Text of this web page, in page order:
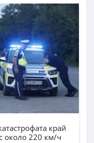
край
около 220 км/ч